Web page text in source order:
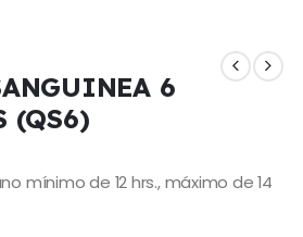
6
(QS6)
mínimo de 12 hrs., máximo de 14